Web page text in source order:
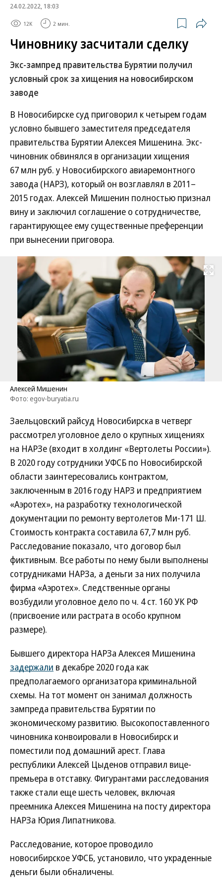
24.02.2022, 18:03
12K 2 мин.
Чиновнику засчитали сделку
Экс-зампред правительства Бурятии получил
условный срок за хищения на новосибирском
заводе
В Новосибирске суд приговорил к четырем годам
условно бывшего заместителя председателя
правительства Бурятии Алексея Мишенина. Экс-
чиновник обвинялся в организации хищения
67 млн руб. у Новосибирского авиаремонтного
завода (НАРЗ), который он возглавлял в 2011–
2015 годах. Алексей Мишенин полностью признал
вину и заключил соглашение о сотрудничестве,
гарантирующее ему существенные преференции
при вынесении приговора.
Развернуть
Алексей Мишенин
Фото: egov-buryatia.ru
Заельцовский райсуд Новосибирска в четверг
рассмотрел уголовное дело о крупных хищениях
на НАРЗе (входит в холдинг «Вертолеты России»).
В 2020 году сотрудники УФСБ по Новосибирской
области заинтересовались контрактом,
заключенным в 2016 году НАРЗ и предприятием
«Аэротех», на разработку технологической
документации по ремонту вертолетов Ми-171 Ш.
Стоимость контракта составила 67,7 млн руб.
Расследование показало, что договор был
фиктивным. Все работы по нему были выполнены
сотрудниками НАРЗа, а деньги за них получила
фирма «Аэротех». Следственные органы
возбудили уголовное дело по ч. 4 ст. 160 УК РФ
(присвоение или растрата в особо крупном
размере).
Бывшего директора НАРЗа Алексея Мишенина
задержали в декабре 2020 года как
предполагаемого организатора криминальной
схемы. На тот момент он занимал должность
зампреда правительства Бурятии по
экономическому развитию. Высокопоставленного
чиновника конвоировали в Новосибирск и
поместили под домашний арест. Глава
республики Алексей Цыденов отправил вице-
премьера в отставку. Фигурантами расследования
также стали еще шесть человек, включая
преемника Алексея Мишенина на посту директора
НАРЗа Юрия Липатникова.
Расследование, которое проводило
новосибирское УФСБ, установило, что украденные
деньги были обналичены.